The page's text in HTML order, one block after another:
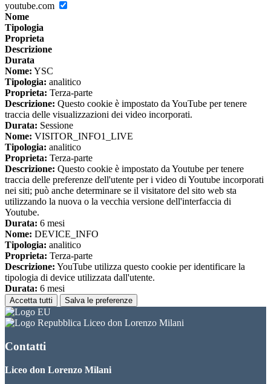
youtube.com
Nome
Tipologia
Proprieta
Descrizione
Durata
Nome: YSC
Tipologia: analitico
Proprieta: Terza-parte
Descrizione: Questo cookie è impostato da YouTube per tenere
traccia delle visualizzazioni dei video incorporati.
Durata: Sessione
Nome: VISITOR_INFO1_LIVE
Tipologia: analitico
Proprieta: Terza-parte
Descrizione: Questo cookie è impostato da Youtube per tenere
traccia delle preferenze dell'utente per i video di Youtube incorporati
nei siti; può anche determinare se il visitatore del sito web sta
utilizzando la nuova o la vecchia versione dell'interfaccia di
Youtube.
Durata: 6 mesi
Nome: DEVICE_INFO
Tipologia: analitico
Proprieta: Terza-parte
Descrizione: YouTube utilizza questo cookie per identificare la
tipologia di device utilizzata dall'utente.
Durata: 6 mesi
Accetta tutti Salva le preferenze
Liceo don Lorenzo Milani
Contatti
Liceo don Lorenzo Milani